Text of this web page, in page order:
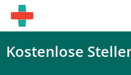
Kostenlose